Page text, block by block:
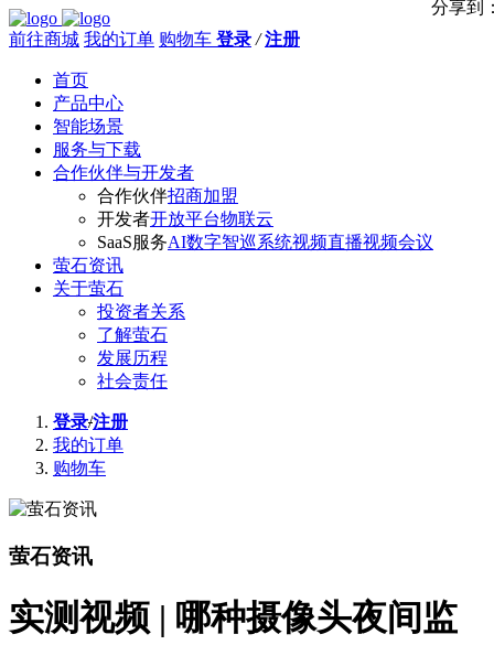
前往商城 我的订单 购物车 登录 / 注册
首页
产品中心
智能场景
服务与下载
合作伙伴与开发者
合作伙伴招商加盟
开发者开放平台物联云
SaaS服务AI数字智巡系统视频直播视频会议
萤石资讯
关于萤石
投资者关系
了解萤石
发展历程
社会责任
登录/注册
我的订单
购物车
萤石资讯
实测视频 | 哪种摄像头夜间监
分享到